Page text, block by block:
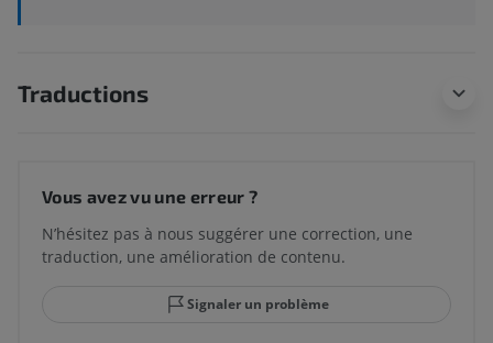
Traductions
Vous avez vu une erreur ?
N’hésitez pas à nous suggérer une correction, une
traduction, une amélioration de contenu.
Signaler un problème